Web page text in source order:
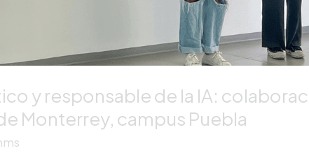
y responsable de la IA:
Monterrey, campus Puebla